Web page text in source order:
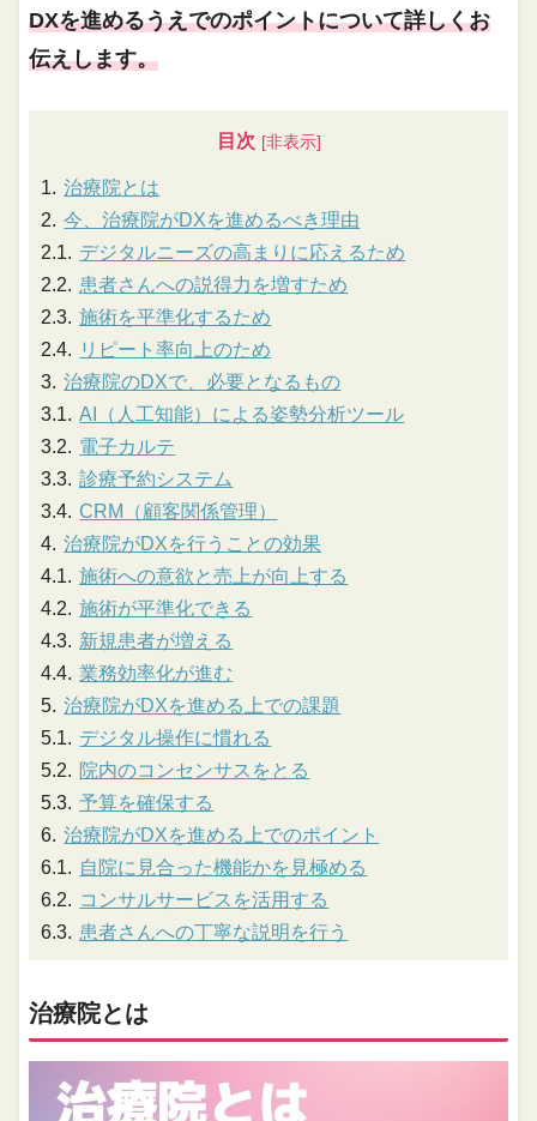
DXを進めるうえでのポイントについて詳しくお
伝えします。
目次
治療院とは
今、治療院がDXを進めるべき理由
デジタルニーズの高まりに応えるため
患者さんへの説得力を増すため
施術を平準化するため
リピート率向上のため
治療院のDXで、必要となるもの
AI（人工知能）による姿勢分析ツール
電子カルテ
診療予約システム
CRM（顧客関係管理）
治療院がDXを行うことの効果
施術への意欲と売上が向上する
施術が平準化できる
新規患者が増える
業務効率化が進む
治療院がDXを進める上での課題
デジタル操作に慣れる
院内のコンセンサスをとる
予算を確保する
治療院がDXを進める上でのポイント
自院に見合った機能かを見極める
コンサルサービスを活用する
患者さんへの丁寧な説明を行う
治療院とは